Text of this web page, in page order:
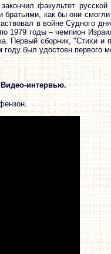
факультет русской
как бы они
в войне Судного
1979 годы – чемпион
Первый сборник, "Стихи
был удостоен первого
интервью.